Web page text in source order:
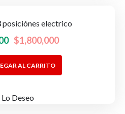
posiciónes electrico
$1,800,000El
precio
El
precio
AL CARRITO
Lo Deseo